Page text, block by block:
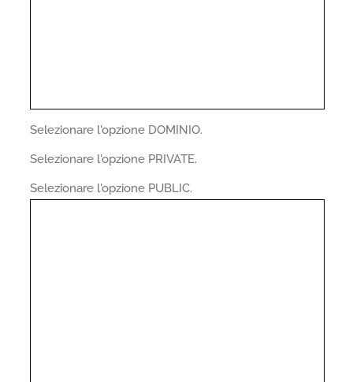
Selezionare l'opzione DOMINIO.
Selezionare l'opzione PRIVATE.
Selezionare l'opzione PUBLIC.